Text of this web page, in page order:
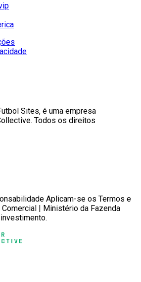
Sites, é uma empresa
Todos os direitos
Aplicam-se os Termos e
| Ministério da Fazenda